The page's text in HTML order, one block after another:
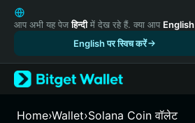
English
日本語
Русский
Español (Latinoamérica)
Türkçe
Italiano
आप अभी यह पेजहिन्दीमें देख रहे हैं. क्या आप English
English पर स्विच करें
Home›Wallet›Solana Coin वॉलेट